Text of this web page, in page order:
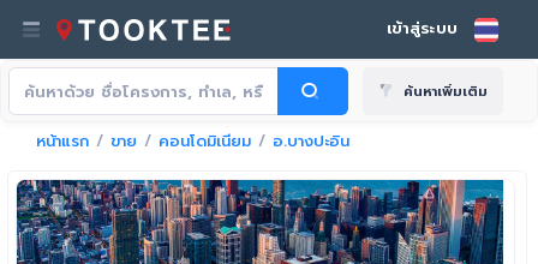
เข้าสู่ระบบ
ค้นหาเพิ่มเติม
หน้าแรก ขาย คอนโดมิเนียม อ.บางปะอิน